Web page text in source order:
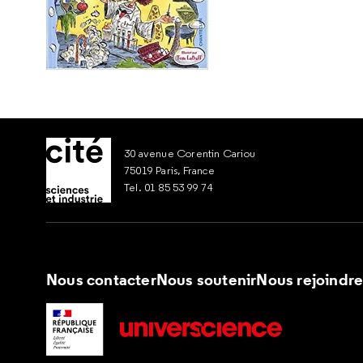
30 avenue Corentin Cariou
75019 Paris, France
Tel. 01 85 53 99 74
Nous contacterNous soutenirNous rejoindre